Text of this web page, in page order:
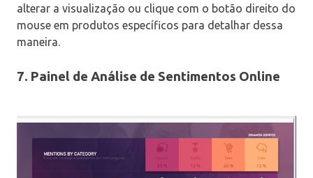
alterar a visualização ou clique com o botão direito do
mouse em produtos específicos para detalhar dessa
maneira.
7. Painel de Análise de Sentimentos Online